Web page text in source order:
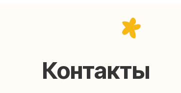
в Telegram Наша страничка Вконтакте